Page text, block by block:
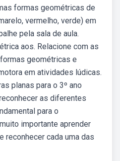
formas geométricas de
vermelho, verde) em
pela sala de aula.
aos. Relacione com as
geométricas e
em atividades lúdicas.
planas para o 3º ano
as diferentes
para o
importante aprender
reconhecer cada uma das